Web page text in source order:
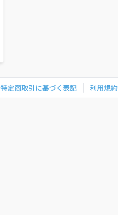
特定商取引に基づく表記 利用規約